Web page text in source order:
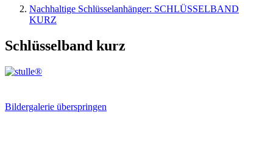
Nachhaltige Schlüsselanhänger: SCHLÜSSELBAND
KURZ
Schlüsselband kurz
Bildergalerie überspringen